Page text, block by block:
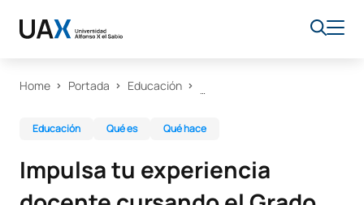
Home Portada Educación
Educación Qué es Qué hace
Impulsa tu experiencia